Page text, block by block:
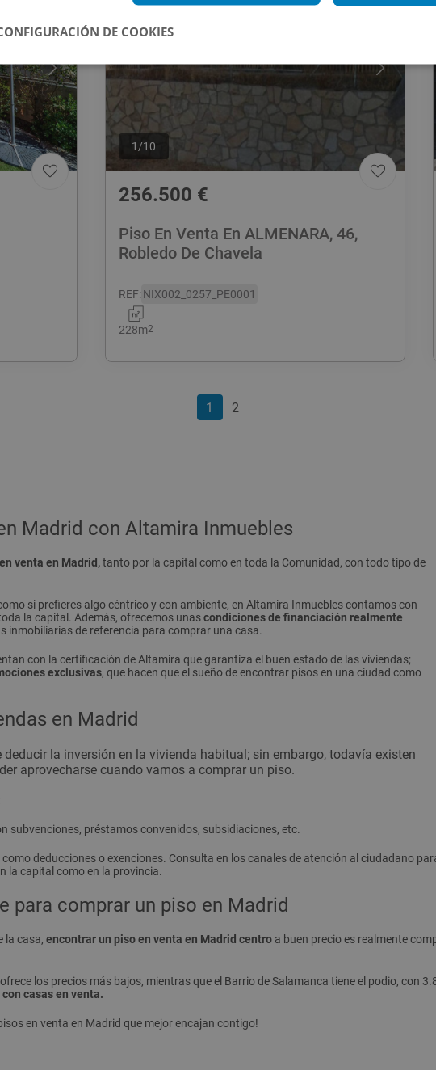
1 /10
256.500 €
Piso En Venta En ALMENARA, 46,
Robledo De Chavela
REF:NIX002_0257_PE0001
228m2
1 2
Madrid con Altamira Inmuebles
venta en Madrid,tanto por la capital como en toda la Comunidad, con todo tipo de
si prefieres algo céntrico y con ambiente, en Altamira Inmuebles contamos con
la capital. Además, ofrecemos unascondiciones de financiación realmente
inmobiliarias de referencia para comprar una casa.
con la certificación de Altamira que garantiza el buen estado de las viviendas;
exclusivas, que hacen que el sueño de encontrar pisos en una ciudad como
en Madrid
la inversión en la vivienda habitual; sin embargo, todavía existen
aprovecharse cuando vamos a comprar un piso.
subvenciones, préstamos convenidos, subsidiaciones, etc.
deducciones o exenciones. Consulta en los canales de atención al ciudadano
la capital como en la provincia.
para comprar un piso en Madrid
la casa, encontrar un piso en venta en Madrid centro a buen precio es realmente
los precios más bajos, mientras que el Barrio de Salamanca tiene el podio, con
casas en venta.
en venta en Madrid que mejor encajan contigo!
DE COOKIES